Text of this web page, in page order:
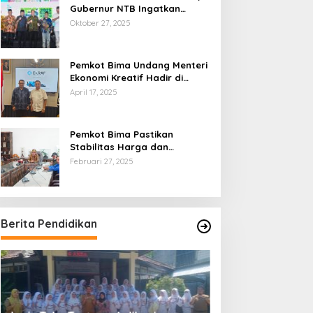
Gubernur NTB Ingatkan
Gagasan Ekonomi Syariah
Oktober 27, 2025
Pemkot Bima Undang Menteri
Ekonomi Kreatif Hadir di
Festival Rimpu
April 17, 2025
Pemkot Bima Pastikan
Stabilitas Harga dan
Ketersediaan Pangan
Februari 27, 2025
Berita Pendidikan